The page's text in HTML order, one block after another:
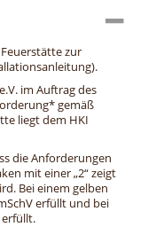
zur
im Auftrag des
gemäß
liegt dem HKI
die Anforderungen
mit einer „2“ zeigt
Bei einem gelben
erfüllt und bei
erfüllt.